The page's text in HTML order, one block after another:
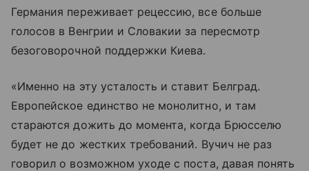
Германия переживает рецессию, все больше
голосов в Венгрии и Словакии за пересмотр
безоговорочной поддержки Киева.
«Именно на эту усталость и ставит Белград.
Европейское единство не монолитно, и там
стараются дожить до момента, когда Брюсселю
будет не до жестких требований. Вучич не раз
говорил о возможном уходе с поста, давая понять